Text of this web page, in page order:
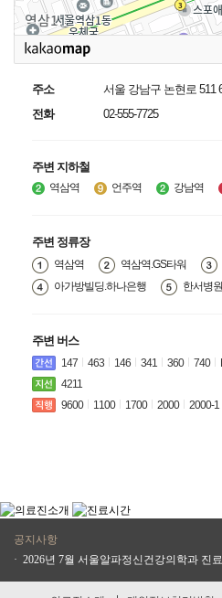
주소
서울 강남구 논현로 511
전화
02-555-7725
주변 지하철
역삼역 언주역 강남역
주변 정류장
역삼역 역삼역.GS타워
아가방빌딩.하나은행
한서병원
주변 버스
147 463 146 341 360 740
4211
9600
1100 1700 2000 2000-1
공지사항
· 비급여 항목 안내
· 2026년 8월 서울알파정신건강의학과 진
· 2026년 7월 서울알파정신건강의학과 진